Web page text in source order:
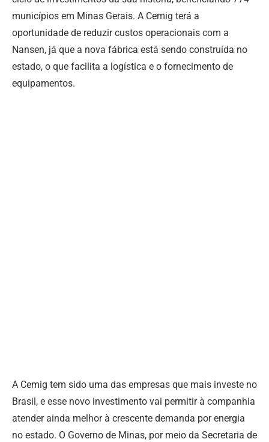
municípios em Minas Gerais. A Cemig terá a
oportunidade de reduzir custos operacionais com a
Nansen, já que a nova fábrica está sendo construída no
estado, o que facilita a logística e o fornecimento de
equipamentos.
A Cemig tem sido uma das empresas que mais investe no
Brasil, e esse novo investimento vai permitir à companhia
atender ainda melhor à crescente demanda por energia
no estado. O Governo de Minas, por meio da Secretaria de